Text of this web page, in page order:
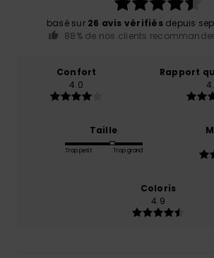
basé sur 26 avis vérifiésdepuis
88% de nos clients
Confort
4.0
Rapport
Taille
Trop petit Trop grand
Coloris
4.9